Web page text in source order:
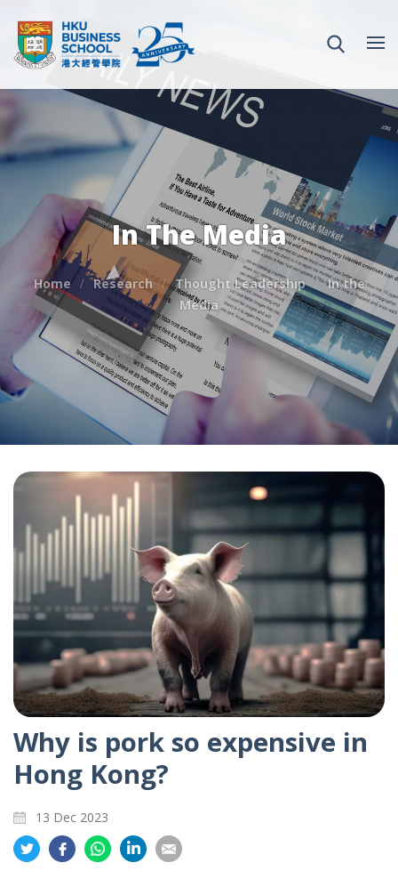
In The Media
Home Research Thought Leadership
In the
Media
Why is pork so expensive in
Hong Kong?
13 Dec 2023
Share
on
Share
on
Share
on
on
on